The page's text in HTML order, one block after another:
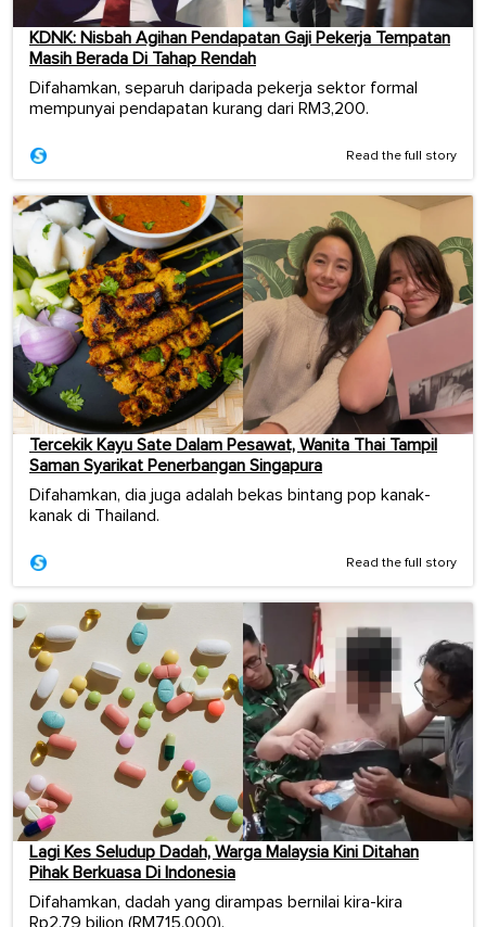
KDNK: Nisbah Agihan Pendapatan Gaji Pekerja Tempatan
Masih Berada Di Tahap Rendah
Difahamkan, separuh daripada pekerja sektor formal
mempunyai pendapatan kurang dari RM3,200.
Read the full story
Tercekik Kayu Sate Dalam Pesawat, Wanita Thai Tampil
Saman Syarikat Penerbangan Singapura
Difahamkan, dia juga adalah bekas bintang pop kanak-
kanak di Thailand.
Read the full story
Lagi Kes Seludup Dadah, Warga Malaysia Kini Ditahan
Pihak Berkuasa Di Indonesia
Difahamkan, dadah yang dirampas bernilai kira-kira
Rp2.79 bilion (RM715,000).